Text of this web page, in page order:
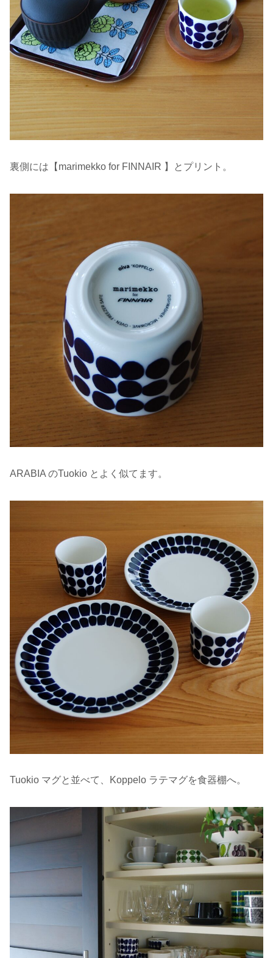
裏側には【marimekko for FINNAIR 】とプリント。
ARABIA のTuokio とよく似てます。
Tuokio マグと並べて、Koppelo ラテマグを食器棚へ。